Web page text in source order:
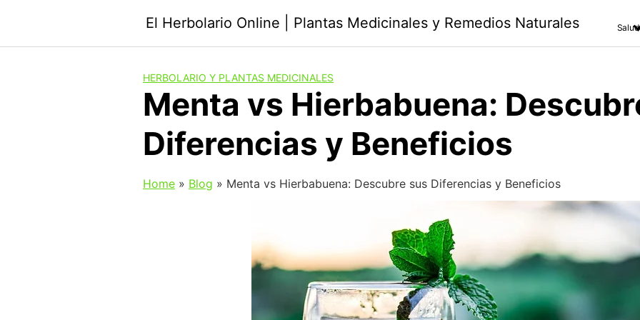
El Herbolario Online | Plantas Medicinales y Remedios Naturales Salud
HERBOLARIO Y PLANTAS MEDICINALES
Menta vs Hierbabuena:
Diferencias y Beneficios
Home » Blog » Menta vs Hierbabuena: Descubre sus Diferencias y Beneficios